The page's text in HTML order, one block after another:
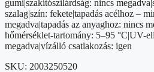
gumi|szakítószilárdság: nincs
szalag|szín: fekete|tapadás acélhoz –
megadva|tapadás az anyaghoz: nincs
hőmérséklet-tartomány: 5–95 °C|UV-
megadva|vízálló csatlakozás: igen
SKU: 2003250520